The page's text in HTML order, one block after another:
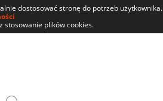
dostosować stronę do potrzeb użytkownika.
stosowanie plików cookies.